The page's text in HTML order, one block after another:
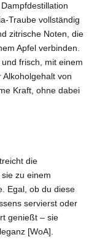
Traube vollständig
zitrische Noten, die
Apfel verbinden.
frisch, mit einem
von
Kraft, ohne dabei
die
zu einem
Egal, ob du diese
servierst oder
genießt – sie
[WoA].